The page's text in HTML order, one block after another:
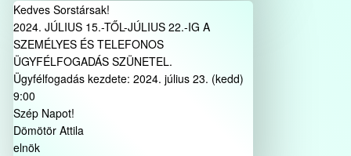
Kedves Sorstársak!
2024. JÚLIUS 15.-TŐL-JÚLIUS 22.-IG A
SZEMÉLYES ÉS TELEFONOS
ÜGYFÉLFOGADÁS SZÜNETEL.
Ügyfélfogadás kezdete: 2024. július 23. (kedd)
9:00
Szép Napot!
Dömötör Attila
elnök